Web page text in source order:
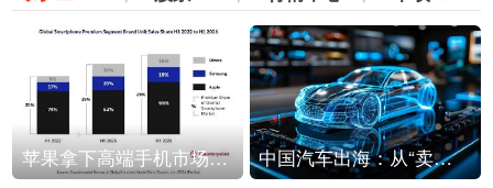
苹果拿下高端手机市场65%的份额：iPhone 17系列功不可没 中国汽车出海：从“卖出去”到“走进去”